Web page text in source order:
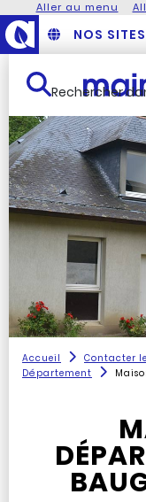
Aller au menu
NOS
Rechercher
Accueil Contacter
Département